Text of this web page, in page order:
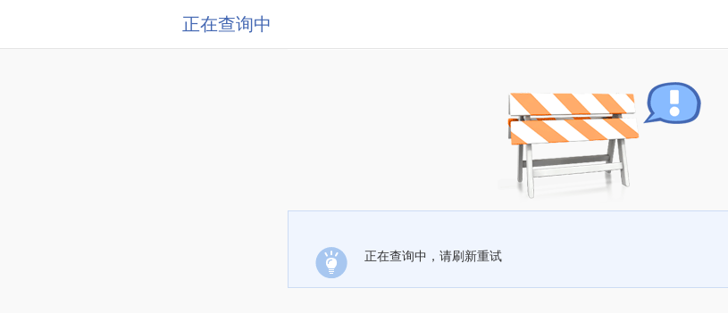
正在查询中
正在查询中，请刷新重试